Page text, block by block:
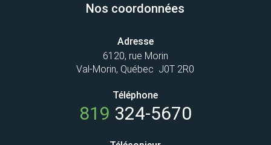
Nos coordonnées
Adresse
6120, rue Morin
Val-Morin, Québec J0T 2R0
Téléphone
819 324-5670